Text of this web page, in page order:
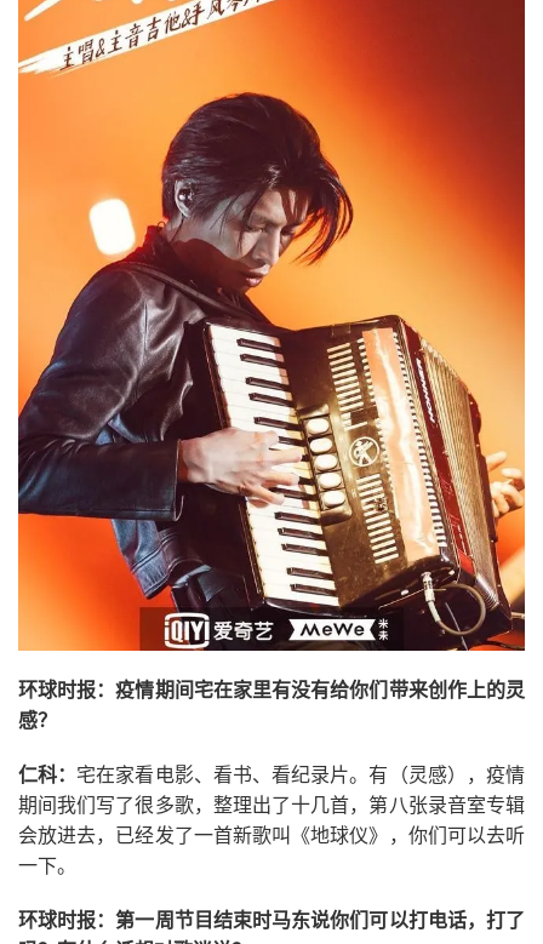
环球时报：疫情期间宅在家里有没有给你们带来创作上的灵
感？
仁科： 宅在家看电影、看书、看纪录片。有（灵感），疫情
期间我们写了很多歌，整理出了十几首，第八张录音室专辑
会放进去，已经发了一首新歌叫《地球仪》，你们可以去听
一下。
环球时报：第一周节目结束时马东说你们可以打电话，打了